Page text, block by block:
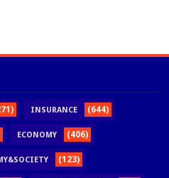
INSURANCE (644)
ECONOMY (406)
(123)